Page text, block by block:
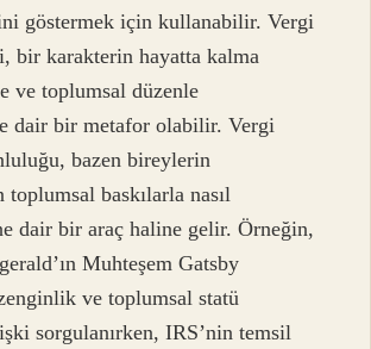
göstermek için kullanabilir. Vergi
bir karakterin hayatta kalma
ve toplumsal düzenle
dair bir metafor olabilir. Vergi
bazen bireylerin
baskılarla nasıl
dair bir araç haline gelir. Örneğin,
Muhteşem Gatsby
ve toplumsal statü
sorgulanırken, IRS’nin temsil